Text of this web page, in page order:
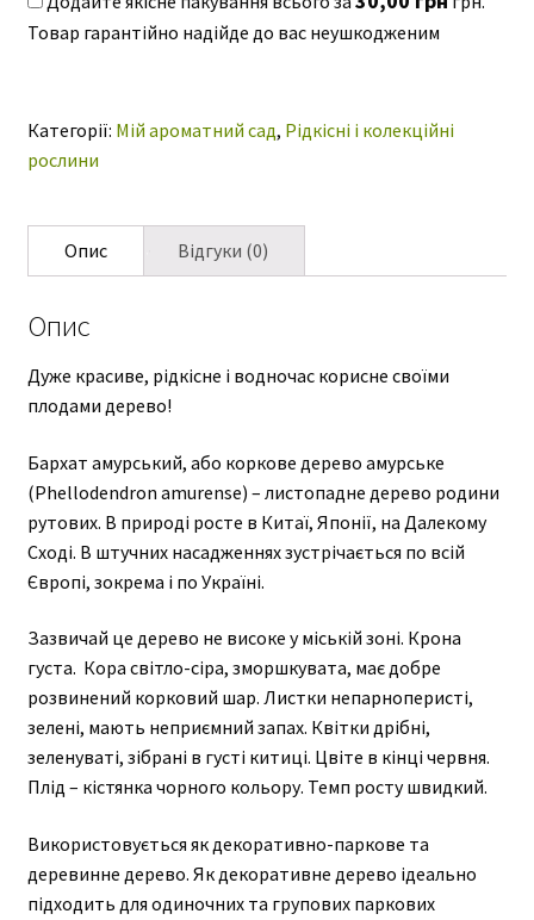
коркове
amurense
кількість
Категорії: Мій ароматний сад, Рідкісні і колекційні
рослини
Опис Відгуки (0)
Опис
Дуже красиве, рідкісне і водночас корисне своїми
плодами дерево!
Бархат амурський, або коркове дерево амурське
(Phellodendron amurense) – листопадне дерево родини
рутових. В природі росте в Китаї, Японії, на Далекому
Сході. В штучних насадженнях зустрічається по всій
Європі, зокрема і по Україні.
Зазвичай це дерево не високе у міській зоні. Крона
густа. Кора світло-сіра, зморшкувата, має добре
розвинений корковий шар. Листки непарноперисті,
зелені, мають неприємний запах. Квітки дрібні,
зеленуваті, зібрані в густі китиці. Цвіте в кінці червня.
Плід – кістянка чорного кольору. Темп росту швидкий.
Використовується як декоративно-паркове та
деревинне дерево. Як декоративне дерево ідеально
підходить для одиночних та групових паркових